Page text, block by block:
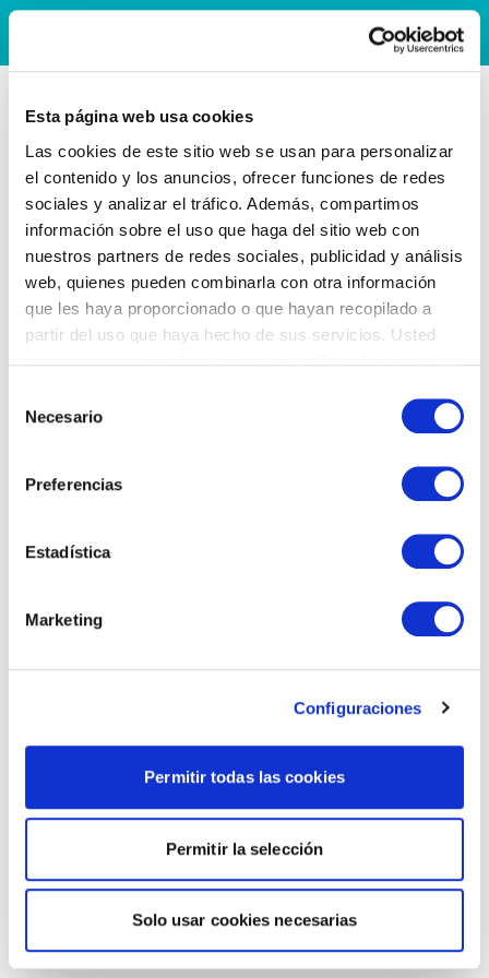
Esta página web usa cookies
Las cookies de este sitio web se usan para personalizar
el contenido y los anuncios, ofrecer funciones de redes
sociales y analizar el tráfico. Además, compartimos
información sobre el uso que haga del sitio web con
nuestros partners de redes sociales, publicidad y análisis
web, quienes pueden combinarla con otra información
que les haya proporcionado o que hayan recopilado a
partir del uso que haya hecho de sus servicios. Usted
Necesario
Preferencias
Estadística
Marketing
Configuraciones
Permitir todas las cookies
Permitir la selección
Solo usar cookies necesarias